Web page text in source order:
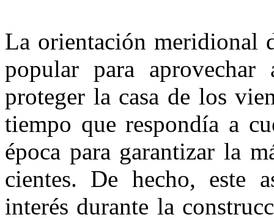
La orientación meridional
popular para
proteger la casa de los
tiempo que respondía a
época para garantizar la
cientes. De hecho, este
interés durante la